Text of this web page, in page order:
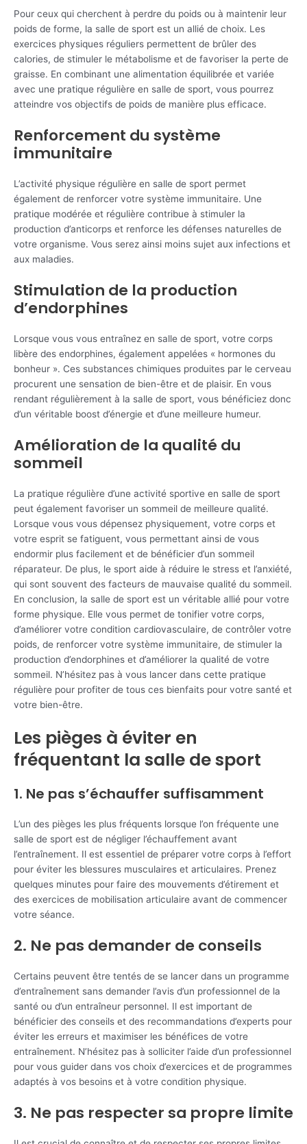
Pour ceux qui cherchent à perdre du poids ou à maintenir leur
poids de forme, la salle de sport est un allié de choix. Les
exercices physiques réguliers permettent de brûler des
calories, de stimuler le métabolisme et de favoriser la perte de
graisse. En combinant une alimentation équilibrée et variée
avec une pratique régulière en salle de sport, vous pourrez
atteindre vos objectifs de poids de manière plus efficace.
Renforcement du système
immunitaire
L’activité physique régulière en salle de sport permet
également de renforcer votre système immunitaire. Une
pratique modérée et régulière contribue à stimuler la
production d’anticorps et renforce les défenses naturelles de
votre organisme. Vous serez ainsi moins sujet aux infections et
aux maladies.
Stimulation de la production
d’endorphines
Lorsque vous vous entraînez en salle de sport, votre corps
libère des endorphines, également appelées « hormones du
bonheur ». Ces substances chimiques produites par le cerveau
procurent une sensation de bien-être et de plaisir. En vous
rendant régulièrement à la salle de sport, vous bénéficiez donc
d’un véritable boost d’énergie et d’une meilleure humeur.
Amélioration de la qualité du
sommeil
La pratique régulière d’une activité sportive en salle de sport
peut également favoriser un sommeil de meilleure qualité.
Lorsque vous vous dépensez physiquement, votre corps et
votre esprit se fatiguent, vous permettant ainsi de vous
endormir plus facilement et de bénéficier d’un sommeil
réparateur. De plus, le sport aide à réduire le stress et l’anxiété,
qui sont souvent des facteurs de mauvaise qualité du sommeil.
En conclusion, la salle de sport est un véritable allié pour votre
forme physique. Elle vous permet de tonifier votre corps,
d’améliorer votre condition cardiovasculaire, de contrôler votre
poids, de renforcer votre système immunitaire, de stimuler la
production d’endorphines et d’améliorer la qualité de votre
sommeil. N’hésitez pas à vous lancer dans cette pratique
régulière pour profiter de tous ces bienfaits pour votre santé et
votre bien-être.
Les pièges à éviter en
fréquentant la salle de sport
1. Ne pas s’échauffer suffisamment
L’un des pièges les plus fréquents lorsque l’on fréquente une
salle de sport est de négliger l’échauffement avant
l’entraînement. Il est essentiel de préparer votre corps à l’effort
pour éviter les blessures musculaires et articulaires. Prenez
quelques minutes pour faire des mouvements d’étirement et
des exercices de mobilisation articulaire avant de commencer
votre séance.
2. Ne pas demander de conseils
Certains peuvent être tentés de se lancer dans un programme
d’entraînement sans demander l’avis d’un professionnel de la
santé ou d’un entraîneur personnel. Il est important de
bénéficier des conseils et des recommandations d’experts pour
éviter les erreurs et maximiser les bénéfices de votre
entraînement. N’hésitez pas à solliciter l’aide d’un professionnel
pour vous guider dans vos choix d’exercices et de programmes
adaptés à vos besoins et à votre condition physique.
3. Ne pas respecter sa propre limite